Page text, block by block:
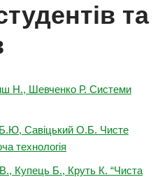
та
Н., Шевченко Р. Системи
Савіцький О.Б. Чисте
технологія
Купець Б., Круть К. “Чиста